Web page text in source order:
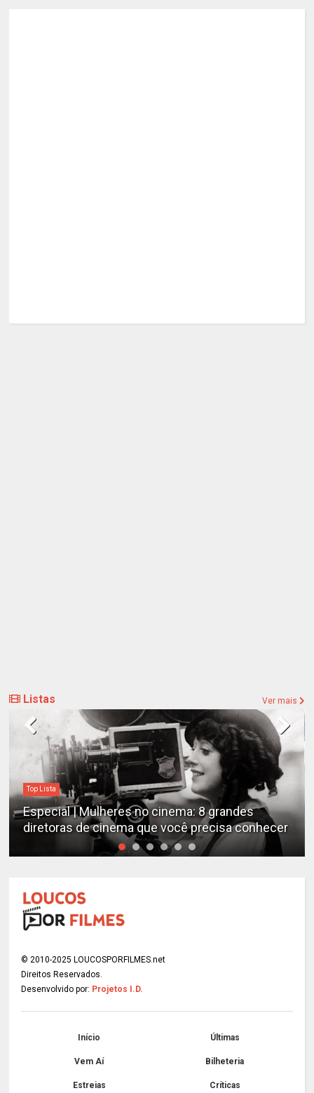
Listas Ver mais
Top Lista
Especial | Mulheres no cinema: 8 grandes
diretoras de cinema que você precisa conhecer
© 2010-2025 LOUCOSPORFILMES.net
Direitos Reservados.
Desenvolvido por: Projetos I.D.
Início Últimas
Vem Aí Bilheteria
Estreias Críticas